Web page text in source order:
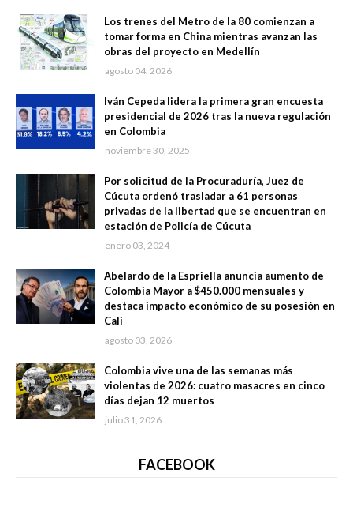
Los trenes del Metro de la 80 comienzan a
tomar forma en China mientras avanzan las
obras del proyecto en Medellín
agosto 04, 2026
Iván Cepeda lidera la primera gran encuesta
presidencial de 2026 tras la nueva regulación
en Colombia
noviembre 30, 2025
Por solicitud de la Procuraduría, Juez de
Cúcuta ordenó trasladar a 61 personas
privadas de la libertad que se encuentran en
estación de Policía de Cúcuta
enero 03, 2024
Abelardo de la Espriella anuncia aumento de
Colombia Mayor a $450.000 mensuales y
destaca impacto económico de su posesión en
Cali
agosto 03, 2026
Colombia vive una de las semanas más
violentas de 2026: cuatro masacres en cinco
días dejan 12 muertos
julio 31, 2026
FACEBOOK